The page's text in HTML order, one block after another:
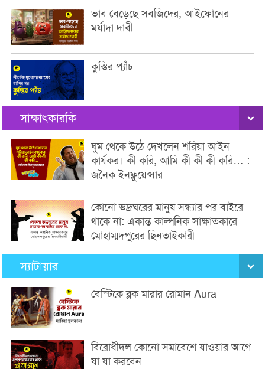
ভাব বেড়েছে সবজিদের, আইফোনের
মর্যাদা দাবী
কুস্তির প্যাঁচ
সাক্ষাৎকারকি
ঘুম থেকে উঠে দেখলেন শরিয়া আইন
কার্যকর। কী করি, আমি কী কী কী করি… :
জনৈক ইনফ্লুয়েন্সার
কোনো ভদ্রঘরের মানুষ সন্ধ্যার পর বাইরে
থাকে না: একান্ত কাল্পনিক সাক্ষাতকারে
মোহাম্মদপুরের ছিনতাইকারী
স্যাটায়ার
বেস্টিকে ব্লক মারার রোমান Aura
বিরোধীদল কোনো সমাবেশে যাওয়ার আগে
যা যা করবেন